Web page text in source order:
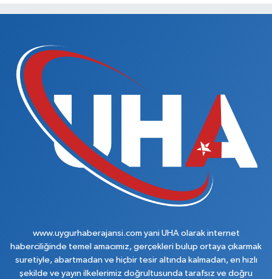
www.uygurhaberajansi.com yani UHA olarak internet
haberciliğinde temel amacımız, gerçekleri bulup ortaya çıkarmak
suretiyle, abartmadan ve hiçbir tesir altında kalmadan, en hızlı
şekilde ve yayın ilkelerimiz doğrultusunda tarafsız ve doğru